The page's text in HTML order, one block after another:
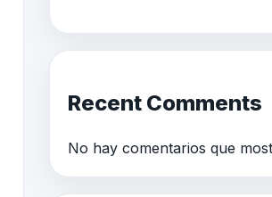
Recent Comments
No hay comentarios que